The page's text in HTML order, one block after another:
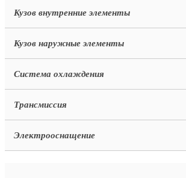
Кузов внутренние элементы
Кузов наружные элементы
Система охлаждения
Трансмиссия
Электрооснащение